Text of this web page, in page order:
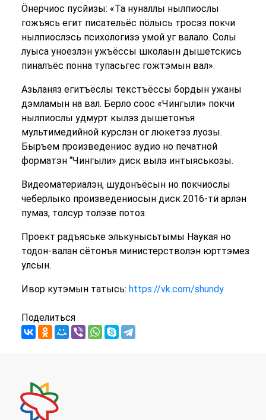
Ӧнерчиос пусйизы: «Та нуналлы нылпиослы
гожъясь егит писательёс пӧлысь тросэз покчи
нылпиослэсь психологизэ умой уг валало. Солы
луыса уноезлэн ужъёссы школаын дышетскись
пиналъёс понна тупасьгес гожтэмын вал».
Азьланяз егитъёслы текстъёссы бордын ужаны
дэмламын на вал. Берло соос «Чингыли» покчи
нылпиослы удмурт кылэз дышетонъя
мультимедийной курслэн ог люкетэз луозы.
Быръем произведениос аудио но печатной
форматэн “Чингыли» диск вылэ интыяськозы.
Видеоматериалэн, шудонъёсын но покчиослы
чеберлыко произведениосын диск 2016-тӥ арлэн
пумаз, толсур толэзе потоз.
Проект радъяське элькунысьтымы Наукая но
тодон-валан сётонъя министерстволэн юрттэмез
улсын.
Ивор кутэмын татысь: https://vk.com/shundy
Поделиться